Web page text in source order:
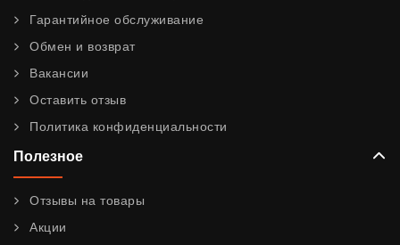
Гарантийное обслуживание
Обмен и возврат
Вакансии
Оставить отзыв
Политика конфиденциальности
Полезное
Отзывы на товары
Акции